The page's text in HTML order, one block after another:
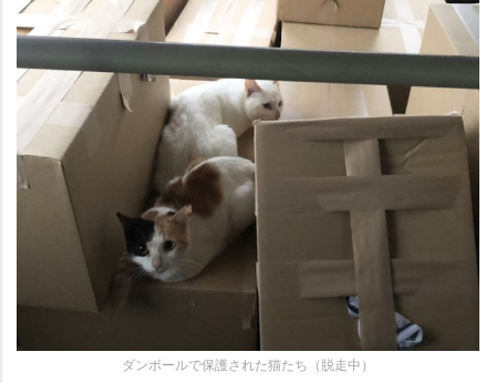
ダンボールで保護された猫たち（脱走中）